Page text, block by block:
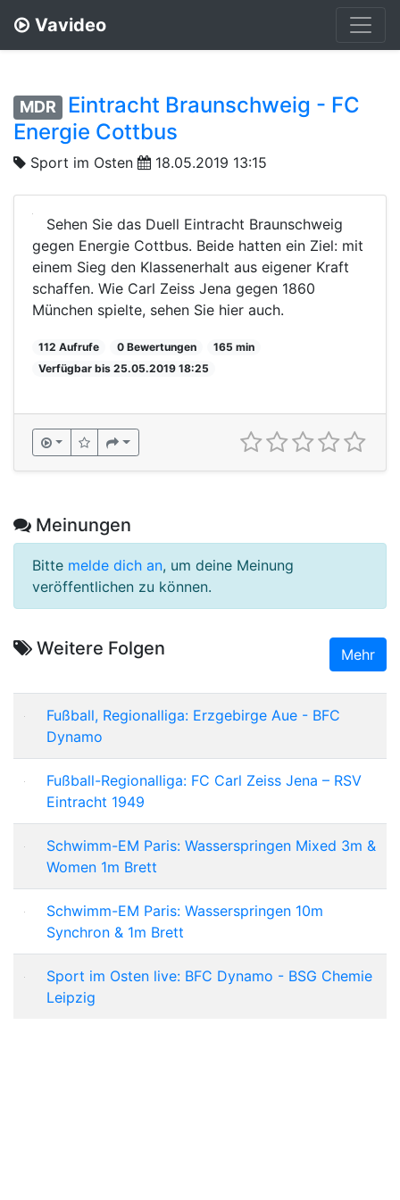
Vavideo
MDR
Eintracht Braunschweig - FC
Energie Cottbus
Sport im Osten 18.05.2019 13:15
Sehen Sie das Duell Eintracht Braunschweig
gegen Energie Cottbus. Beide hatten ein Ziel: mit
einem Sieg den Klassenerhalt aus eigener Kraft
schaffen. Wie Carl Zeiss Jena gegen 1860
München spielte, sehen Sie hier auch.
112 Aufrufe 0 Bewertungen
165 min
Verfügbar bis 25.05.2019 18:25
Meinungen
Bitte melde dich an, um deine Meinung
veröffentlichen zu können.
Weitere Folgen Mehr
Fußball, Regionalliga: Erzgebirge Aue - BFC
Dynamo
Fußball-Regionalliga: FC Carl Zeiss Jena – RSV
Eintracht 1949
Schwimm-EM Paris: Wasserspringen Mixed 3m &
Women 1m Brett
Schwimm-EM Paris: Wasserspringen 10m
Synchron & 1m Brett
Sport im Osten live: BFC Dynamo - BSG Chemie
Leipzig